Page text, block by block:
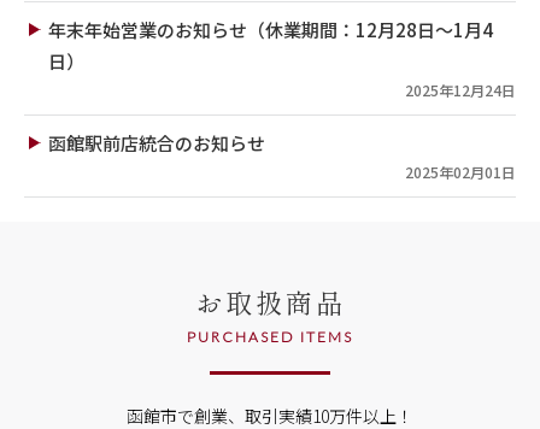
年末年始営業のお知らせ（休業期間：12月28日～1月4
日）
2025年12月24日
函館駅前店統合のお知らせ
2025年02月01日
お取扱商品
PURCHASED ITEMS
函館市で創業、取引実績10万件以上！